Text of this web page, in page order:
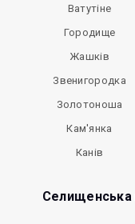
Ватутіне
Городище
Жашків
Звенигородка
Золотоноша
Кам'янка
Канів
Селищенська